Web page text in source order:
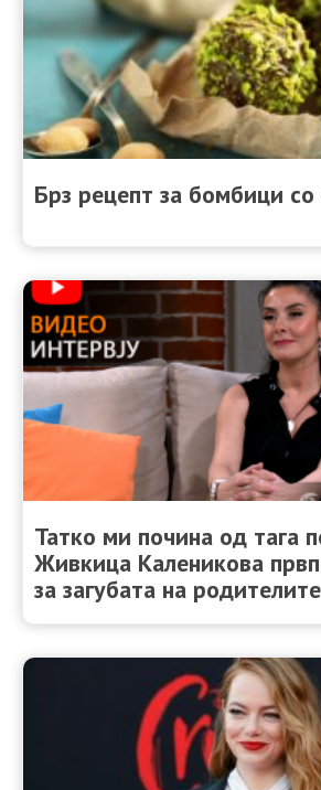
Брз рецепт за бомбици со
Татко ми почина од тага
Живкица Каленикова
за загубата на родителите